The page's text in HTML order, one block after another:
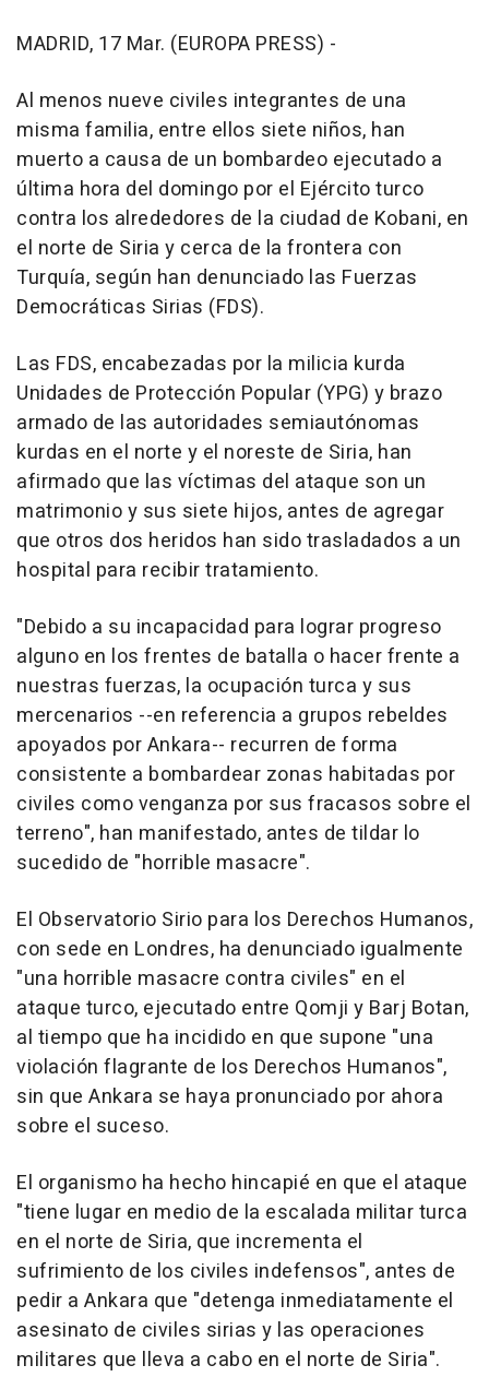
MADRID, 17 Mar. (EUROPA PRESS) -
Al menos nueve civiles integrantes de una
misma familia, entre ellos siete niños, han
muerto a causa de un bombardeo ejecutado a
última hora del domingo por el Ejército turco
contra los alrededores de la ciudad de Kobani, en
el norte de Siria y cerca de la frontera con
Turquía, según han denunciado las Fuerzas
Democráticas Sirias (FDS).
Las FDS, encabezadas por la milicia kurda
Unidades de Protección Popular (YPG) y brazo
armado de las autoridades semiautónomas
kurdas en el norte y el noreste de Siria, han
afirmado que las víctimas del ataque son un
matrimonio y sus siete hijos, antes de agregar
que otros dos heridos han sido trasladados a un
hospital para recibir tratamiento.
"Debido a su incapacidad para lograr progreso
alguno en los frentes de batalla o hacer frente a
nuestras fuerzas, la ocupación turca y sus
mercenarios --en referencia a grupos rebeldes
apoyados por Ankara-- recurren de forma
consistente a bombardear zonas habitadas por
civiles como venganza por sus fracasos sobre el
terreno", han manifestado, antes de tildar lo
sucedido de "horrible masacre".
El Observatorio Sirio para los Derechos Humanos,
con sede en Londres, ha denunciado igualmente
"una horrible masacre contra civiles" en el
ataque turco, ejecutado entre Qomji y Barj Botan,
al tiempo que ha incidido en que supone "una
violación flagrante de los Derechos Humanos",
sin que Ankara se haya pronunciado por ahora
sobre el suceso.
El organismo ha hecho hincapié en que el ataque
"tiene lugar en medio de la escalada militar turca
en el norte de Siria, que incrementa el
sufrimiento de los civiles indefensos", antes de
pedir a Ankara que "detenga inmediatamente el
asesinato de civiles sirias y las operaciones
militares que lleva a cabo en el norte de Siria".